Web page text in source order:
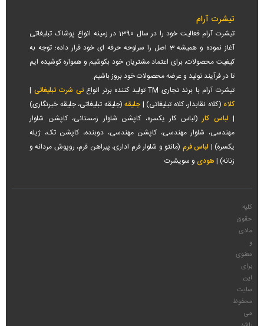
تیشرت آرام
تیشرت آرام فعالیت خود را در سال 1390 در زمینه انواع پوشاک تبلیغاتی
آغاز نموده و همیشه 3 اصل را سرلوحه حرفه ای خود قرار داده؛ توجه به
کیفیت محصولات، برای اعتماد مشتریان خود بکوشیم و همواره کوشیده ایم
تا در فرآیند تولید و عرضه محصولات خود بروز باشیم.
تیشرت آرام با برند تجاری TM تولید کننده برتر انواع
تی شرت تبلیغاتی |
کلاه (کلاه نقابدار، کلاه تبلیغاتی) | جلیقه (جلیقه تبلیغاتی، جلیقه خبرنگاری)
| لباس کار (لباس کار یکسره، کاپشن شلوار زمستانی، کاپشن شلوار
مهندسی، شلوار مهندسی، کاپشن مهندسی، دوبنده، کاپشن تک، ژیله
یکسره) | لباس فرم (مانتو و شلوار فرم اداری، پیراهن فرم، روپوش مردانه و
زنانه) | هودی و سویشرت
کلیه
حقوق
مادی
و
معنوی
برای
این
سایت
محفوظ
می